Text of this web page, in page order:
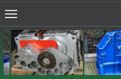
FEEDERS
CONVEYORS
ELECTRICAL
MOTORS